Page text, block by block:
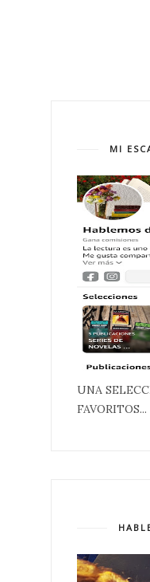
MI
UNA
FAVORITOS...